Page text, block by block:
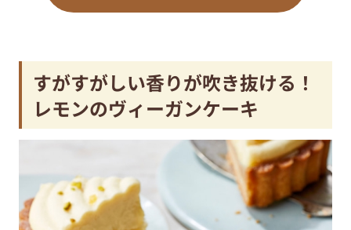
すがすがしい香りが吹き抜ける！
レモンのヴィーガンケーキ